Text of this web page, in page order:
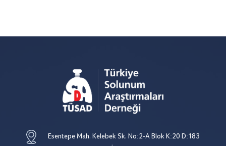
Esentepe Mah. Kelebek Sk. No:2-A Blok K:20 D:183